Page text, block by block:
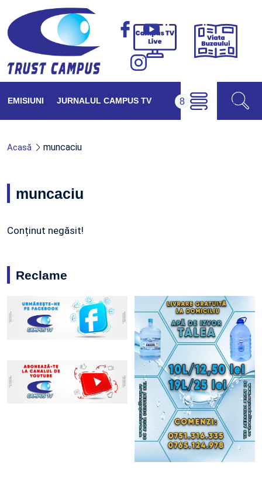
Campus
Viața
EMISIUNI JURNALUL CAMPUS TV
Acasă muncaciu
muncaciu
Conținut negăsit!
Reclame